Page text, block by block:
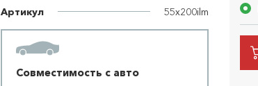
Артикул 55x200ilm
Совместимость с авто